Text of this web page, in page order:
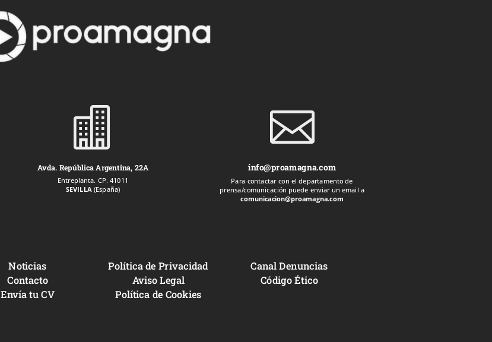

Avda. República Argentina, 22A
Entreplanta. CP. 41011
SEVILLA (España)

info@proamagna.com
Para contactar con el departamento de
prensa/comunicación puede enviar un email a
comunicacion@proamagna.com
Noticias
Contacto
Envía tu CV
Política de Privacidad
Aviso Legal
Política de Cookies
Canal Denuncias
Código Ético